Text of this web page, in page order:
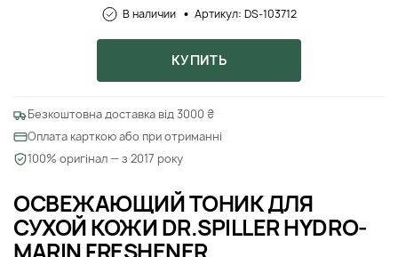
ОСВЕЖАЮЩИЙ ТОНИК ДЛЯ
СУХОЙ КОЖИ DR.SPILLER HYDRO-
В наличии Артикул: DS-103712
КУПИТЬ
Безкоштовна доставка від 3000 ₴
Оплата карткою або при отриманні
100% оригінал — з 2017 року